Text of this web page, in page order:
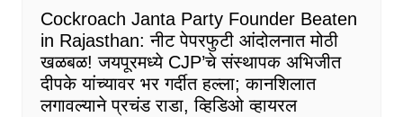
Cockroach Janta Party Founder Beaten
in Rajasthan: नीट पेपरफुटी आंदोलनात मोठी
खळबळ! जयपूरमध्ये CJP’चे संस्थापक अभिजीत
दीपके यांच्यावर भर गर्दीत हल्ला; कानशिलात
लगावल्याने प्रचंड राडा, व्हिडिओ व्हायरल